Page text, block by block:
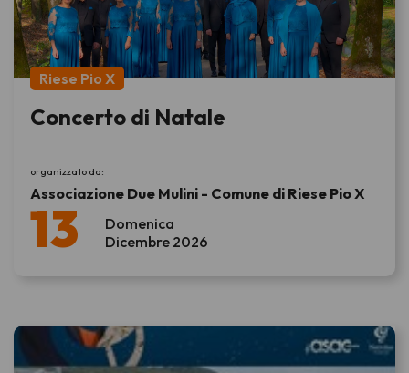
Domenica
13 Dicembre 2026
Riese Pio X
Concerto di Natale
organizzato da:
Associazione Due Mulini - Comune di Riese Pio X